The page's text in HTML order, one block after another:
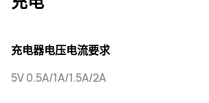
充电器电压电流要求
5V 0.5A/1A/1.5A/2A